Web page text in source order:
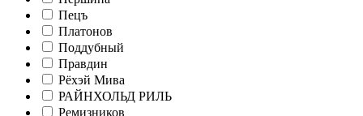
Пецъ
Платонов
Поддубный
Правдин
Рёхэй Мива
РАЙНХОЛЬД РИЛЬ
Ремизников